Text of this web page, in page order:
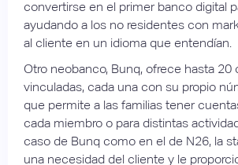
convertirse en el primer banco digital
ayudando a los no residentes con
al cliente en un idioma que entendían.
Otro neobanco, Bunq, ofrece hasta 20
vinculadas, cada una con su propio
que permite a las familias tener
cada miembro o para distintas
caso de Bunq como en el de N26, la
una necesidad del cliente y le